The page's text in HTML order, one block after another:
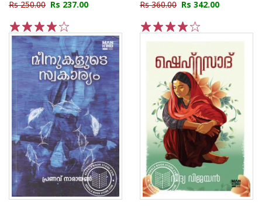
Rs 250.00 Rs 237.00
5
4
3
2
1
Rs 360.00 Rs 342.00